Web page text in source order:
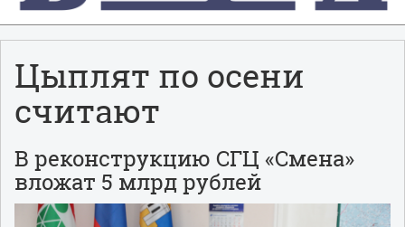
Цыплят по осени
считают
В реконструкцию СГЦ «Смена»
вложат 5 млрд рублей